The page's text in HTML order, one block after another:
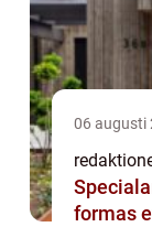
06 augusti
formas